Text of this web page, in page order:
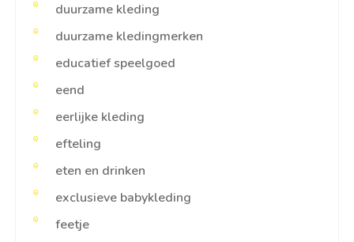
duurzame kleding
duurzame kledingmerken
educatief speelgoed
eend
eerlijke kleding
efteling
eten en drinken
exclusieve babykleding
feetje